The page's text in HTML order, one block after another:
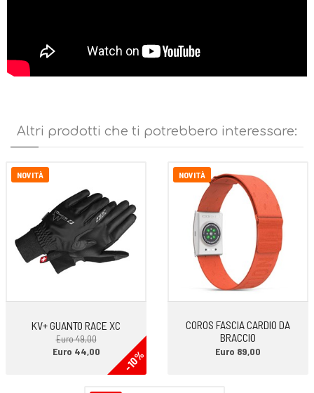
anti-urto contribuisce leggerezza e protezione mentre la suola
bimescola FriXion Red per massimo grip e durata. La Sportiva
Jackal, assolutamente da provare.
Altri prodotti che ti potrebbero interessare:
NOVITÀ
KV+ GUANTO RACE XC
Euro 49,00
-10%
Euro 44,00
NOVITÀ
COROS FASCIA CARDIO DA
BRACCIO
Euro 89,00